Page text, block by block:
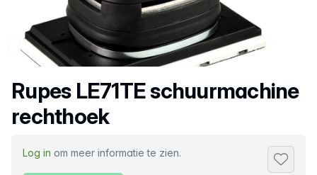
Productnaam
Rupes LE71TE schuurmachine
rechthoek
Log in om meer informatie te zien.